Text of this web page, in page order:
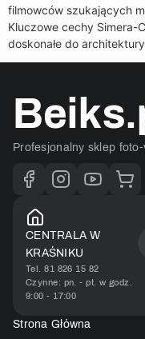
filmowców szukających
Kluczowe cechy Simera-
doskonałe do
Profesjonalny sklep
CENTRALA W
KRAŚNIKU
Tel. 81 826 15 82
Czynne: pn. - pt. w godz.
9:00 - 17:00
Strona Główna